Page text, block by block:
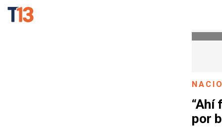
“Ahí
por